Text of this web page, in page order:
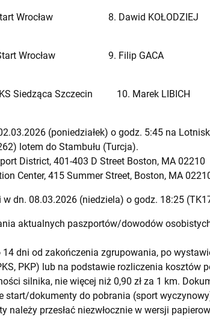
8. Dawid KOŁODZIEJ
Wrocław 9. Filip GACA –
Szczecin 10. Marek
(poniedziałek) o godz. 5:45 na
lotem do Stambułu (Turcja).
District, 401-403 D Street Boston, MA 02210
Center, 415 Summer Street, Boston, MA
dn. 08.03.2026 (niedziela) o godz. 18:25
aktualnych paszportów/dowodów
dni od zakończenia zgrupowania, po
PKP) lub na podstawie rozliczenia kosztów
silnika, nie więcej niż 0,90 zł za 1 km.
start/dokumenty do pobrania (sport
należy przesłać niezwłocznie w wersji